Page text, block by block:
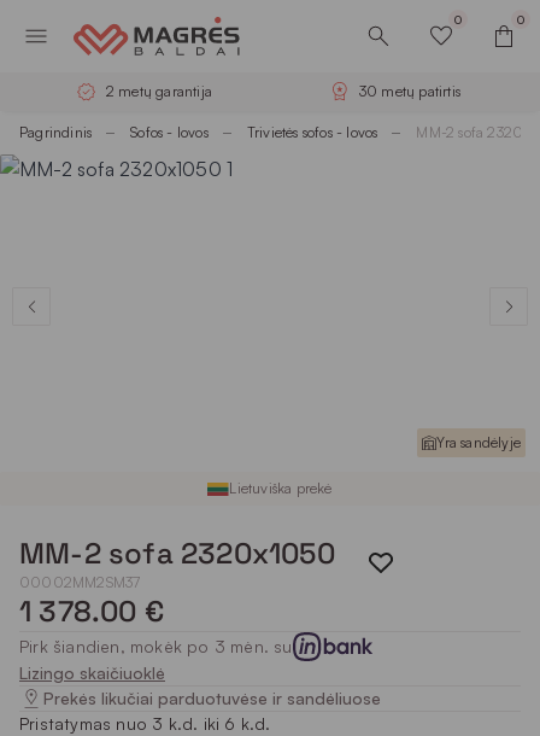
0 0
2 metų garantija 30 metų patirtis
Pagrindinis Sofos - lovos Trivietės sofos - lovos MM-2 sofa
Yra sandėlyje
Lietuviška prekė
MM-2 sofa 2320x1050
00002MM2SM37
1 378.00 €
Pirk šiandien, mokėk po 3 mėn. su
Lizingo skaičiuoklė
Prekės likučiai parduotuvėse ir sandėliuose
Pristatymas nuo 3 k.d. iki 6 k.d.